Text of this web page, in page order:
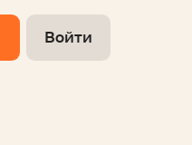
Войти